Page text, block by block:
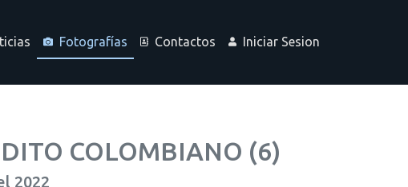
Fotografías Contactos Iniciar Sesion
COLOMBIANO (6)
2022